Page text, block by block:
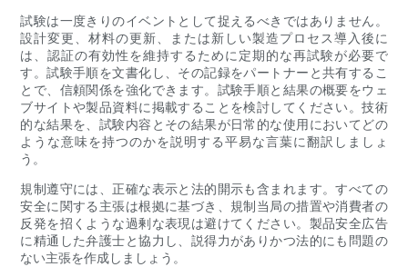
試験は一度きりのイベントとして捉えるべきではありません。
設計変更、材料の更新、または新しい製造プロセス導入後に
は、認証の有効性を維持するために定期的な再試験が必要で
す。試験手順を文書化し、その記録をパートナーと共有するこ
とで、信頼関係を強化できます。試験手順と結果の概要をウェ
ブサイトや製品資料に掲載することを検討してください。技術
的な結果を、試験内容とその結果が日常的な使用においてどの
ような意味を持つのかを説明する平易な言葉に翻訳しましょ
う。
規制遵守には、正確な表示と法的開示も含まれます。すべての
安全に関する主張は根拠に基づき、規制当局の措置や消費者の
反発を招くような過剰な表現は避けてください。製品安全広告
に精通した弁護士と協力し、説得力がありかつ法的にも問題の
ない主張を作成しましょう。